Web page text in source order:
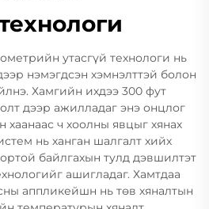
утасгүй технологи нь
нэмэгдсэн хэмнэлттэй болон
Хамгийн ихдээ 300 фут
дээр ажилладаг энэ онцлог
хаанаас ч хоолны явцыг хянах
нь ханган шалгалт хийх
байлгахын тулд дэвшилтэт
ашигладаг. Хамтдаа
аппликейшн нь төв хяналтын